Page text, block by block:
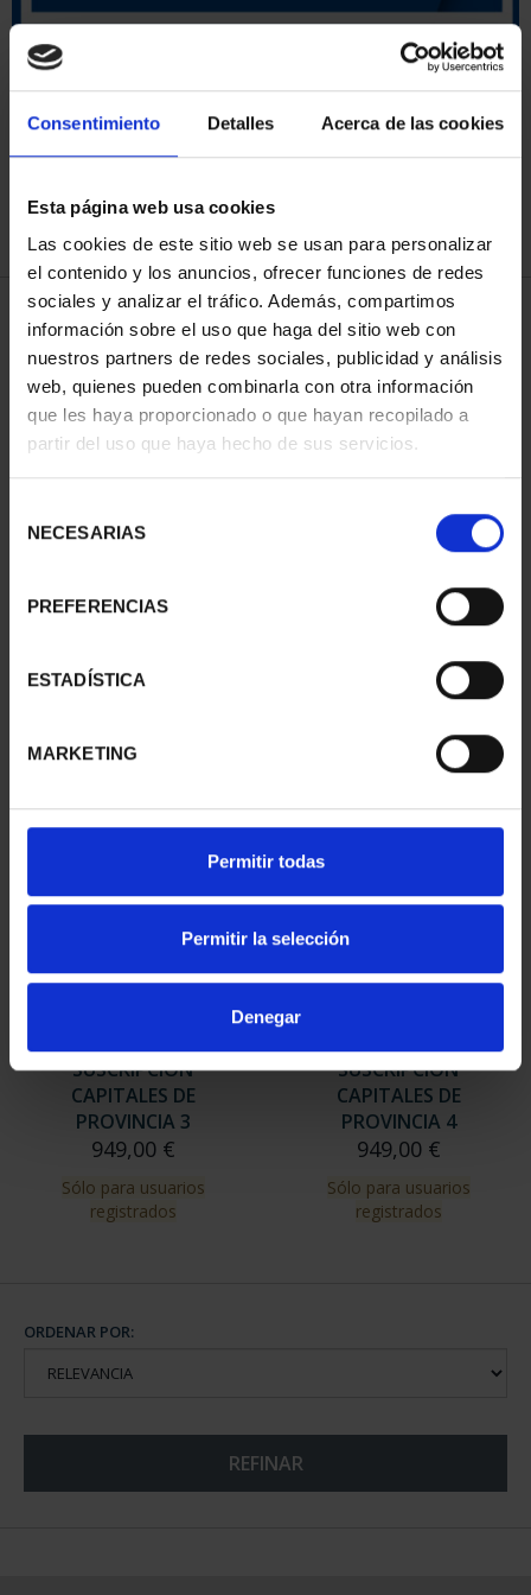
Consentimiento Detalles Acerca de las cookies
Esta página web usa cookies
Las cookies de este sitio web se usan para personalizar
el contenido y los anuncios, ofrecer funciones de redes
sociales y analizar el tráfico. Además, compartimos
información sobre el uso que haga del sitio web con
nuestros partners de redes sociales, publicidad y análisis
web, quienes pueden combinarla con otra información
que les haya proporcionado o que hayan recopilado a
partir del uso que haya hecho de sus servicios.
NECESARIAS
PREFERENCIAS
ESTADÍSTICA
MARKETING
Permitir todas
Permitir la selección
Denegar
REFINAR
4 Productos encontrados
PROVINCIA 1
Sólo para usuarios
SUSCRIPCIÓN
CAPITALES DE
PROVINCIA 2
Sólo para usuarios
registrados
SUSCRIPCIÓN
CAPITALES DE
PROVINCIA 3
949,00 €
Sólo para usuarios
registrados
SUSCRIPCIÓN
CAPITALES DE
PROVINCIA 4
949,00 €
Sólo para usuarios
registrados
ORDENAR POR:
REFINAR